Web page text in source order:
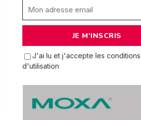
J'ai lu et j'accepte les conditions
d'utilisation